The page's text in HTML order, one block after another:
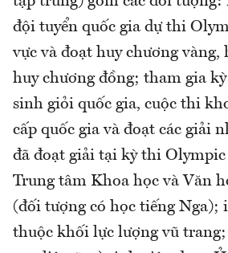
đội tuyển quốc gia dự thi
vực và đoạt huy chương vàng,
huy chương đồng; tham gia
sinh giỏi quốc gia, cuộc thi
cấp quốc gia và đoạt các giải
đã đoạt giải tại kỳ thi Olympic
Trung tâm Khoa học và Văn
(đối tượng có học tiếng Nga);
thuộc khối lực lượng vũ